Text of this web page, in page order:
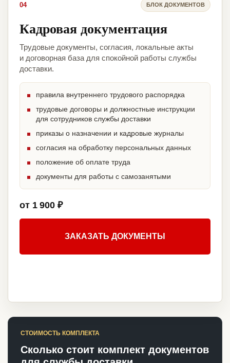
04 БЛОК ДОКУМЕНТОВ
Кадровая документация
Трудовые документы, согласия, локальные акты
и договорная база для спокойной работы службы
доставки.
правила внутреннего трудового распорядка
трудовые договоры и должностные инструкции
для сотрудников службы доставки
приказы о назначении и кадровые журналы
согласия на обработку персональных данных
положение об оплате труда
документы для работы с самозанятыми
от 1 900 ₽
ЗАКАЗАТЬ ДОКУМЕНТЫ
СТОИМОСТЬ КОМПЛЕКТА
Сколько стоит комплект документов